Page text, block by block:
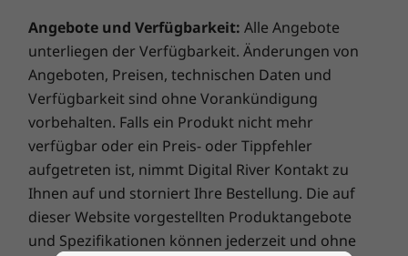
Bestandteil des ThinkSmart Tiny Kits, bietet
Erkenntnisse in Echtzeit über die
Gerätenutzung und hilft Ihnen, die Nutzung
von Räumen zu planen, um bessere
Technologieinvestitionen zu tätigen. Mit der
Remote-Verwaltung und Überwachung von
verschiedenen Geräten im Raum können Sie
Ihren Arbeitsplatz revolutionieren.
Betriebsumgebungen, können die tatsächlichen Geschwindigkeiten variieren und
geringer ausfallen als erwartet.
Sicherheit
Kensington Security Slot™
Abmessungen (H x B x T)
17,9 cm x 18,29 cm x 3,65 cm
Gewicht
Angebote und Verfügbarkeit: Alle Angebote
unterliegen der Verfügbarkeit. Änderungen von
Angeboten, Preisen, technischen Daten und
Verfügbarkeit sind ohne Vorankündigung
vorbehalten. Falls ein Produkt nicht mehr
verfügbar oder ein Preis- oder Tippfehler
aufgetreten ist, nimmt Digital River Kontakt zu
Ihnen auf und storniert Ihre Bestellung. Die auf
dieser Website vorgestellten Produktangebote
und Spezifikationen können jederzeit und ohne